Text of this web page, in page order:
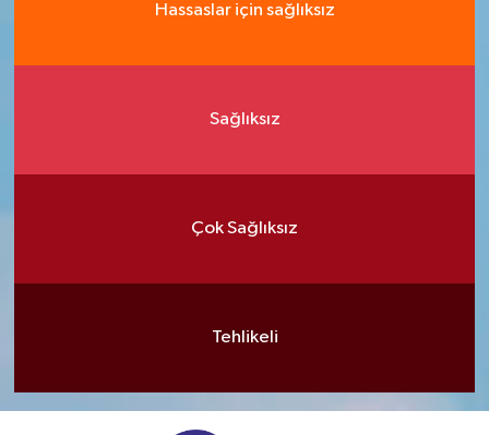
Hassaslar için sağlıksız
Sağlıksız
Çok Sağlıksız
Tehlikeli